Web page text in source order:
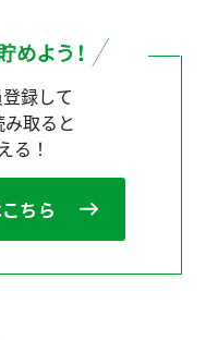
録して
取ると
る！
ちら